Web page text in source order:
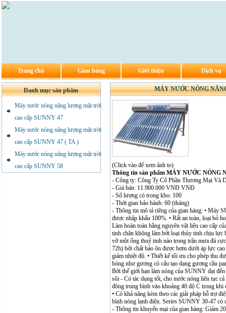
Trang chủ Gian hàng Giới thiệu Dịch vụ
Danh mục sản phẩm
Máy nước nóng năng lượng mặt trời
cao cấp SUNNY 47
Máy nước nóng năng lượng mặt trời
cao cấp SUNNY 47 ( TA )
Máy nước nóng năng lượng mặt trời
cao cấp SUNNY 58
MÁY NƯỚC NÓNG
(Click vào để xem ảnh to)
Thông tin sản phẩm MÁY NƯỚC NÓNG
- Công ty: Công Ty Cổ Phần Thương Mại Và
- Giá bán: 11.900.000 VNĐ VNĐ
- Số lượng có trong kho: 100
- Thời gian bảo hành: 60 (tháng)
- Thông tin mô tả riêng của gian hàng: • Máy
được nhập khẩu 100%. • Rất an toàn, loại bỏ
Làm hoàn toàn bằng nguyên vật liệu cao cấp
tinh chân không làm bởi loại thủy tinh chịu lực
vỡ một ống thuỷ tinh nào trong trận mưa đá
72h) bởi chất bảo ôn được bơm dưới áp lực
giảm nhiệt độ. • Thiết kế tối ưu cho phép thu
bóng như gương có cấu tạo dạng gương cầu
Bởi thế giới hạn làm nóng của SUNNY đạt
sôi - Có tác dụng tốt, cho nước nóng liên tục
đông trung bình vào khoảng 40 độ C trong khi
• Có khả năng kèm theo các giải pháp hỗ trợ
bình nóng lạnh điện. Series SUNNY 30-47
- Thông tin khuyến mại của gian hàng: Giảm